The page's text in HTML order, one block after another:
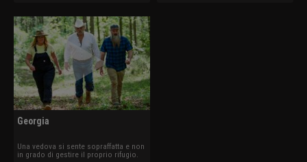
Georgia
Una vedova si sente sopraffatta e non
in grado di gestire il proprio rifugio.